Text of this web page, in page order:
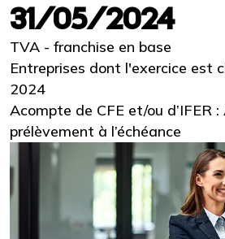
31/05/2024
TVA - franchise en base
Entreprises dont l'exercice est
2024
Acompte de CFE et/ou d’IFER
prélèvement à l’échéance